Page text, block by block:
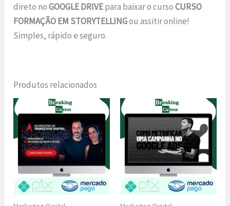
direto noGOOGLE DRIVEpara baixar o cursoCURSO
FORMAÇÃO EM STORYTELLINGou assitir online!
Simples, rápido e seguro.
Produtos relacionados